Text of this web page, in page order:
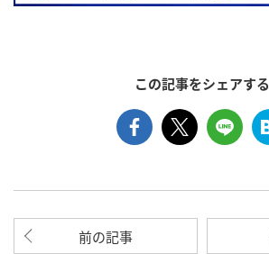
この記事をシェアする
前の記事